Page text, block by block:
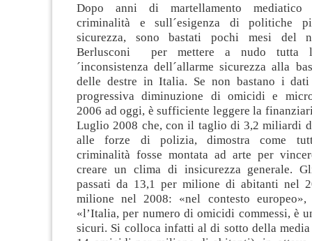
Dopo anni di martellamento mediatico
criminalità e sull´esigenza di politiche
sicurezza, sono bastati pochi mesi del
Berlusconi per mettere a nudo tutta
´inconsistenza dell´allarme sicurezza alla
delle destre in Italia. Se non bastano i dati
progressiva diminuzione di omicidi e
2006 ad oggi, è sufficiente leggere la
Luglio 2008 che, con il taglio di 3,2 miliardi
alle forze di polizia, dimostra come
criminalità fosse montata ad arte per
creare un clima di insicurezza generale.
passati da 13,1 per milione di abitanti nel
milione nel 2008: «nel contesto europeo»,
«l’Italia, per numero di omicidi commessi, è
sicuri. Si colloca infatti al di sotto della media